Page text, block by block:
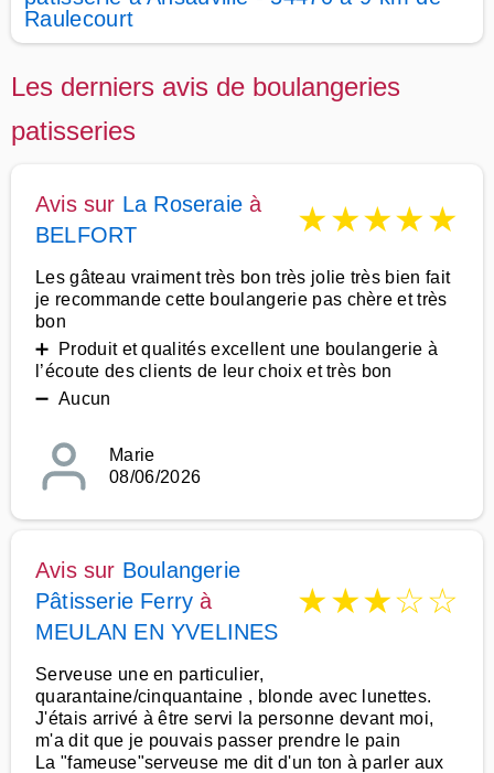
Raulecourt
Les derniers avis de boulangeries
patisseries
Avis sur La Roseraie à
BELFORT
★★★★★
Les gâteau vraiment très bon très jolie très bien fait
je recommande cette boulangerie pas chère et très
bon
➕ Produit et qualités excellent une boulangerie à
l’écoute des clients de leur choix et très bon
➖ Aucun
Marie
08/06/2026
Avis sur Boulangerie
Pâtisserie Ferry à
MEULAN EN YVELINES
★★★☆☆
Serveuse une en particulier,
quarantaine/cinquantaine , blonde avec lunettes.
J'étais arrivé à être servi la personne devant moi,
m'a dit que je pouvais passer prendre le pain
La "fameuse"serveuse me dit d'un ton à parler aux